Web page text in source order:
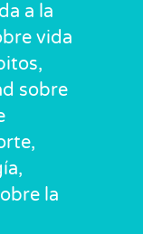
a la
vida
sobre
la